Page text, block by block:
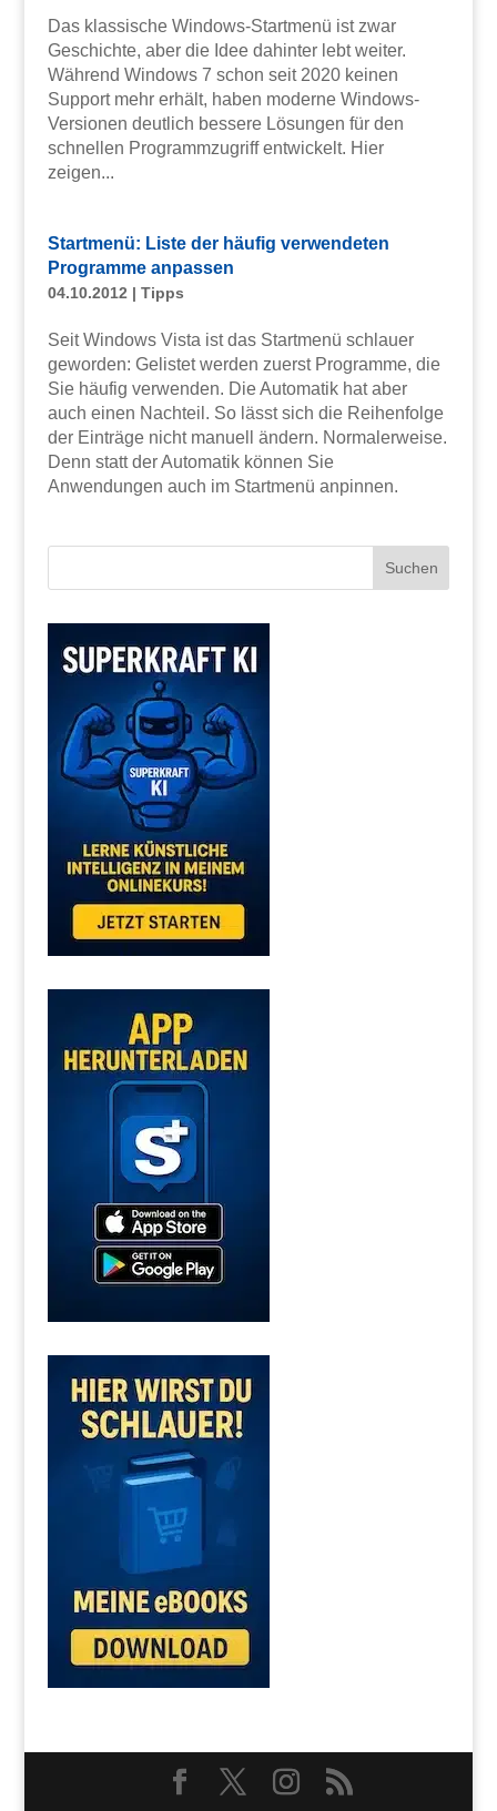
Das klassische Windows-Startmenü ist zwar
Geschichte, aber die Idee dahinter lebt weiter.
Während Windows 7 schon seit 2020 keinen
Support mehr erhält, haben moderne Windows-
Versionen deutlich bessere Lösungen für den
schnellen Programmzugriff entwickelt. Hier
zeigen...
Startmenü: Liste der häufig verwendeten
Programme anpassen
04.10.2012| Tipps
Seit Windows Vista ist das Startmenü schlauer
geworden: Gelistet werden zuerst Programme, die
Sie häufig verwenden. Die Automatik hat aber
auch einen Nachteil. So lässt sich die Reihenfolge
der Einträge nicht manuell ändern. Normalerweise.
Denn statt der Automatik können Sie
Anwendungen auch im Startmenü anpinnen.